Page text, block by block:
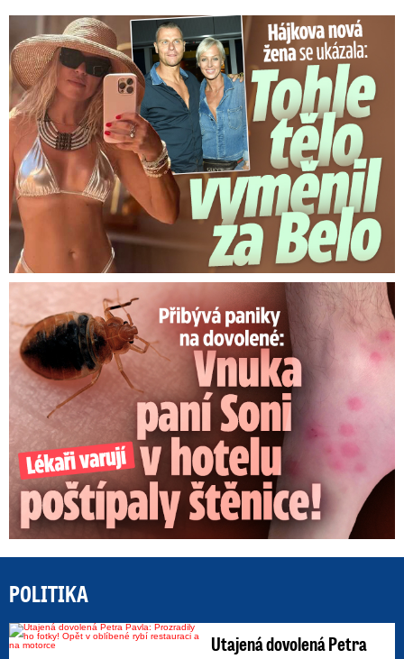
Tohle tělo nahradilo Belo: Nová partnerka se ukázala...
Panika na dovolené: Vnuka Soni v hotelu poštípaly štěnice!
POLITIKA
Utajená dovolená Petra